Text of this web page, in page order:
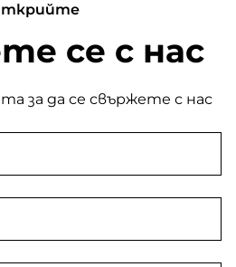
се с нас
за да се свържете с нас